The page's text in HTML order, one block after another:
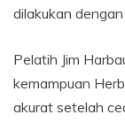
dilakukan
Pelatih Jim
kemampuan
akurat setelah